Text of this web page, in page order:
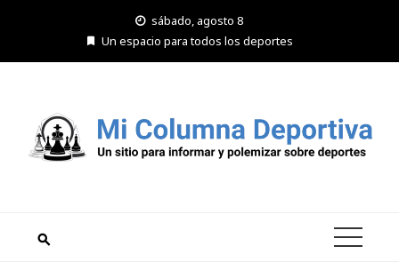
sábado, agosto 8
Un espacio para todos los deportes